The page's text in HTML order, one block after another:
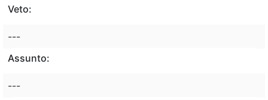
Veto:
---
Assunto:
---